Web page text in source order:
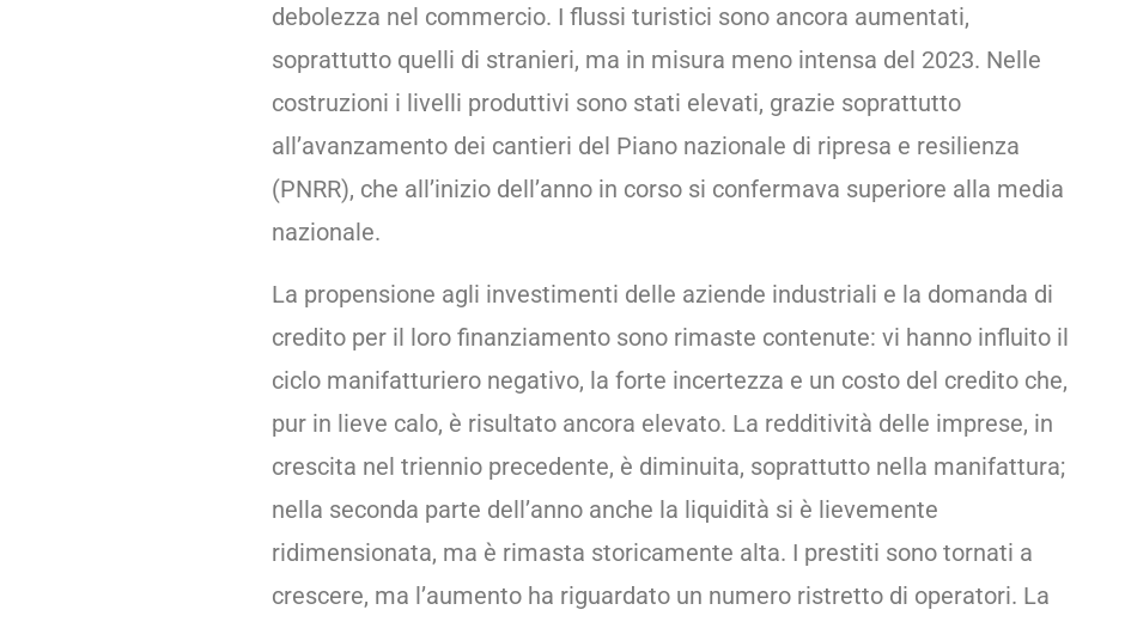
debolezza nel commercio. I flussi turistici sono ancora aumentati,
soprattutto quelli di stranieri, ma in misura meno intensa del 2023. Nelle
costruzioni i livelli produttivi sono stati elevati, grazie soprattutto
all’avanzamento dei cantieri del Piano nazionale di ripresa e resilienza
(PNRR), che all’inizio dell’anno in corso si confermava superiore alla media
nazionale.
La propensione agli investimenti delle aziende industriali e la domanda di
credito per il loro finanziamento sono rimaste contenute: vi hanno influito il
ciclo manifatturiero negativo, la forte incertezza e un costo del credito che,
pur in lieve calo, è risultato ancora elevato. La redditività delle imprese, in
crescita nel triennio precedente, è diminuita, soprattutto nella manifattura;
nella seconda parte dell’anno anche la liquidità si è lievemente
ridimensionata, ma è rimasta storicamente alta. I prestiti sono tornati a
crescere, ma l’aumento ha riguardato un numero ristretto di operatori. La